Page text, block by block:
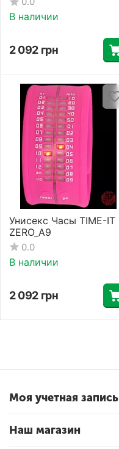
В наличии
2 092 грн
Унисекс Часы TIME-IT
ZERO_A9
0.0
В наличии
2 092 грн
Моя учетная запись
Наш магазин